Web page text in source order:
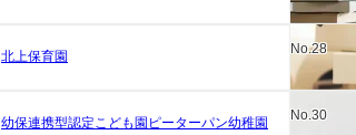
北上保育園
No.28
幼保連携型認定こども園ピーターパン幼稚園
No.30